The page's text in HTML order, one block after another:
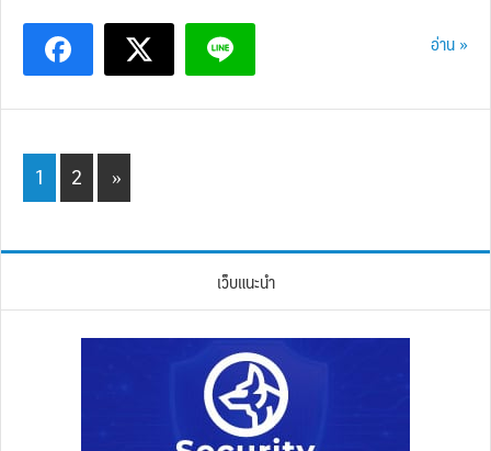
อ่าน »
Page
1 Page
2 »
เว็บแนะนำ